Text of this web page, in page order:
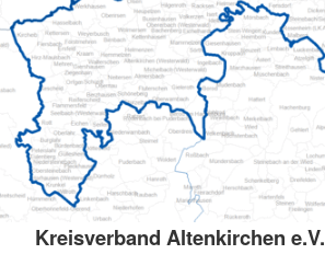
Kreisverband Altenkirchen e.V.